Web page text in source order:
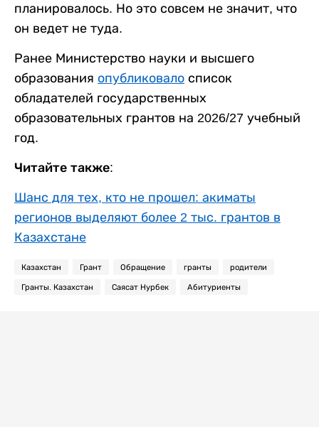
планировалось. Но это совсем не значит, что
он ведет не туда.
Ранее Министерство науки и высшего
образования опубликовало список
обладателей государственных
образовательных грантов на 2026/27 учебный
год.
Читайте также:
Шанс для тех, кто не прошел: акиматы
регионов выделяют более 2 тыс. грантов в
Казахстане
Казахстан Грант Обращение гранты родители
Гранты. Казахстан Саясат Нурбек Абитуриенты